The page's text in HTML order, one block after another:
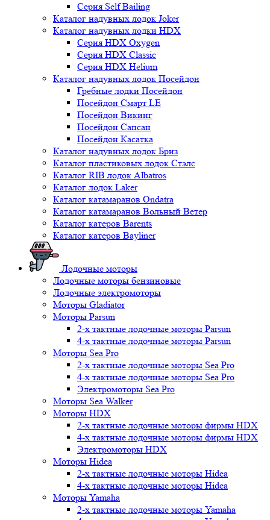
Серия Self Bailing
Каталог надувных лодок Joker
Каталог надувных лодки HDX
Серия HDX Oxygen
Серия HDX Classic
Серия HDX Helium
Каталог надувных лодок Посейдон
Гребные лодки Посейдон
Посейдон Смарт LE
Посейдон Викинг
Посейдон Сапсан
Посейдон Касатка
Каталог надувных лодок Бриз
Каталог пластиковых лодок Стэлс
Каталог RIB лодок Albatros
Каталог лодок Laker
Каталог катамаранов Ondatra
Каталог катамаранов Вольный Ветер
Каталог катеров Barents
Каталог катеров Bayliner
Лодочные моторы
Лодочные моторы бензиновые
Лодочные электромоторы
Моторы Gladiator
Моторы Parsun
2-х тактные лодочные моторы Parsun
4-х тактные лодочные моторы Parsun
Моторы Sea Pro
2-х тактные лодочные моторы Sea Pro
4-х тактные лодочные моторы Sea Pro
Электромоторы Sea Pro
Моторы Sea Walker
Моторы HDX
2-х тактные лодочные моторы фирмы HDX
4-х тактные лодочные моторы фирмы HDX
Электромоторы HDX
Моторы Hidea
2-х тактные лодочные моторы Hidea
4-х тактные лодочные моторы Hidea
Моторы Yamaha
2-х тактные лодочные моторы Yamaha